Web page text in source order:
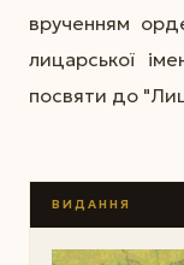
врученням
лицарської
посвяти до
ВИДАННЯ